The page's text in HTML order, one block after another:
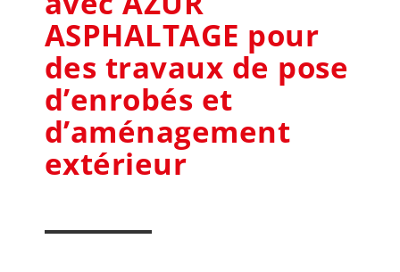
ASPHALTAGE pour
des travaux de pose
d’enrobés et
d’aménagement
extérieur